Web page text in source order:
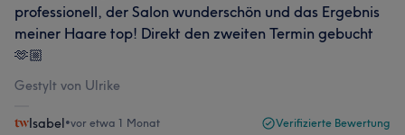
professionell, der Salon wunderschön und das Ergebnis
meiner Haare top! Direkt den zweiten Termin gebucht
🫶🏼
Gestylt von Ulrike
Isabel•vor etwa 1 Monat Verifizierte Bewertung